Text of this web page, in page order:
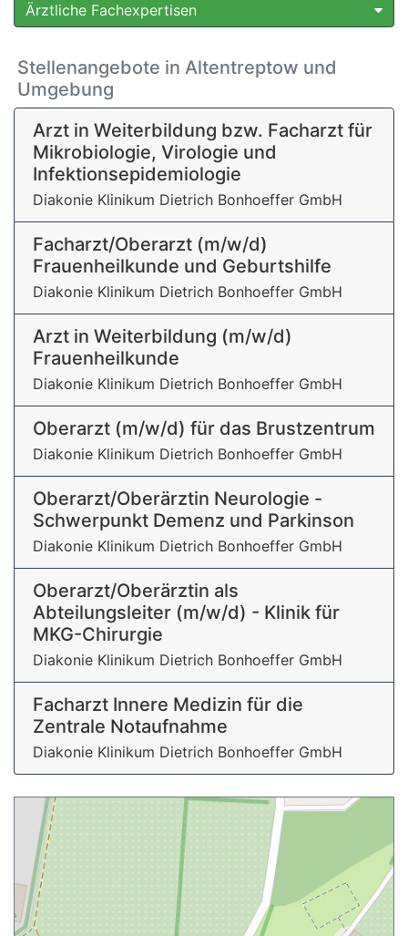
Ärztliche Fachexpertisen
Stellenangebote in Altentreptow und
Umgebung
Arzt in Weiterbildung bzw. Facharzt für
Mikrobiologie, Virologie und
Infektionsepidemiologie
Diakonie Klinikum Dietrich Bonhoeffer GmbH
Facharzt/Oberarzt (m/w/d)
Frauenheilkunde und Geburtshilfe
Diakonie Klinikum Dietrich Bonhoeffer GmbH
Arzt in Weiterbildung (m/w/d)
Frauenheilkunde
Diakonie Klinikum Dietrich Bonhoeffer GmbH
Oberarzt (m/w/d) für das Brustzentrum
Diakonie Klinikum Dietrich Bonhoeffer GmbH
Oberarzt/Oberärztin Neurologie -
Schwerpunkt Demenz und Parkinson
Diakonie Klinikum Dietrich Bonhoeffer GmbH
Oberarzt/Oberärztin als
Abteilungsleiter (m/w/d) - Klinik für
MKG-Chirurgie
Diakonie Klinikum Dietrich Bonhoeffer GmbH
Facharzt Innere Medizin für die
Zentrale Notaufnahme
Diakonie Klinikum Dietrich Bonhoeffer GmbH